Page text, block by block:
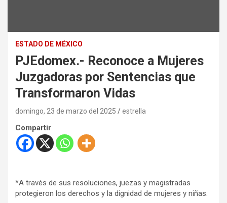
ESTADO DE MÉXICO
PJEdomex.- Reconoce a Mujeres
Juzgadoras por Sentencias que
Transformaron Vidas
domingo, 23 de marzo del 2025 estrella
Compartir
*A través de sus resoluciones, juezas y magistradas
protegieron los derechos y la dignidad de mujeres y niñas.